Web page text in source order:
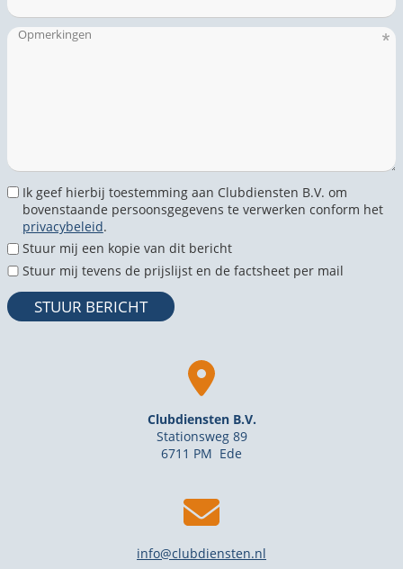
Ik geef hierbij toestemming aan Clubdiensten B.V. om
bovenstaande persoonsgegevens te verwerken conform het
privacybeleid.
Stuur mij een kopie van dit bericht
Stuur mij tevens de prijslijst en de factsheet per mail
STUUR BERICHT
Clubdiensten B.V.
Stationsweg 89
6711 PM Ede
info@clubdiensten.nl